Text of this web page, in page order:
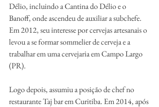
Délio, incluindo a Cantina do Délio e o
Banoff, onde ascendeu de auxiliar a subchefe.
Em 2012, seu interesse por cervejas artesanais o
levou a se formar sommelier de cerveja e a
trabalhar em uma cervejaria em Campo Largo
(PR).
Logo depois, assumiu a posição de chef no
restaurante Taj bar em Curitiba. Em 2014, após